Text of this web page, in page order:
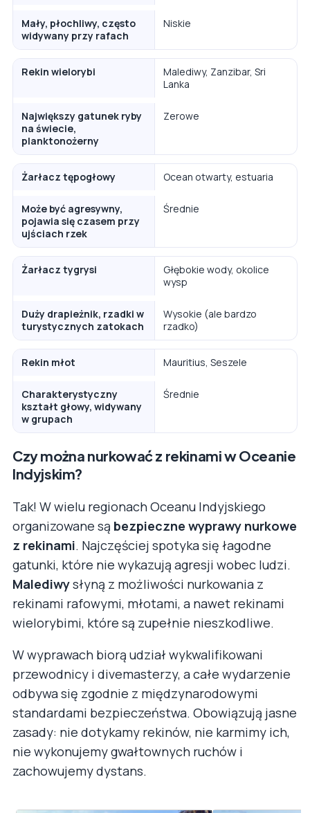
Mały, płochliwy, często
widywany przy rafach
Niskie
Rekin wielorybi
Malediwy, Zanzibar, Sri
Lanka
Największy gatunek ryby
na świecie,
planktonożerny
Zerowe
Żarłacz tępogłowy Ocean otwarty, estuaria
Może być agresywny,
pojawia się czasem przy
ujściach rzek
Średnie
Żarłacz tygrysi
Głębokie wody, okolice
wysp
Duży drapieżnik, rzadki w
turystycznych zatokach
Wysokie (ale bardzo
rzadko)
Rekin młot Mauritius, Seszele
Charakterystyczny
kształt głowy, widywany
w grupach
Średnie
Czy można nurkować z rekinami w Oceanie
Indyjskim?
Tak! W wielu regionach Oceanu Indyjskiego
organizowane są bezpieczne wyprawy nurkowe
z rekinami. Najczęściej spotyka się łagodne
gatunki, które nie wykazują agresji wobec ludzi.
Malediwysłyną z możliwości nurkowania z
rekinami rafowymi, młotami, a nawet rekinami
wielorybimi, które są zupełnie nieszkodliwe.
W wyprawach biorą udział wykwalifikowani
przewodnicy i divemasterzy, a całe wydarzenie
odbywa się zgodnie z międzynarodowymi
standardami bezpieczeństwa. Obowiązują jasne
zasady: nie dotykamy rekinów, nie karmimy ich,
nie wykonujemy gwałtownych ruchów i
zachowujemy dystans.